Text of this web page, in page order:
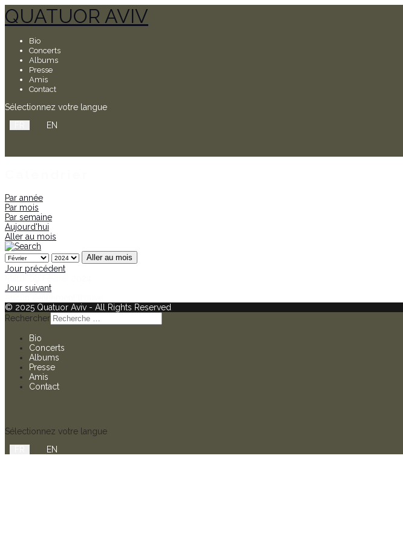
QUATUOR AVIV
Bio
Concerts
Albums
Presse
Amis
Contact
Sélectionnez votre langue
EN
Par année
Par mois
Par semaine
Aujourd'hui
Aller au mois
Aller au mois
Jour précédent
Jour suivant
© 2025 Quatuor Aviv - All Rights Reserved
Rechercher
Bio
Concerts
Albums
Presse
Amis
Contact
Sélectionnez votre langue
EN